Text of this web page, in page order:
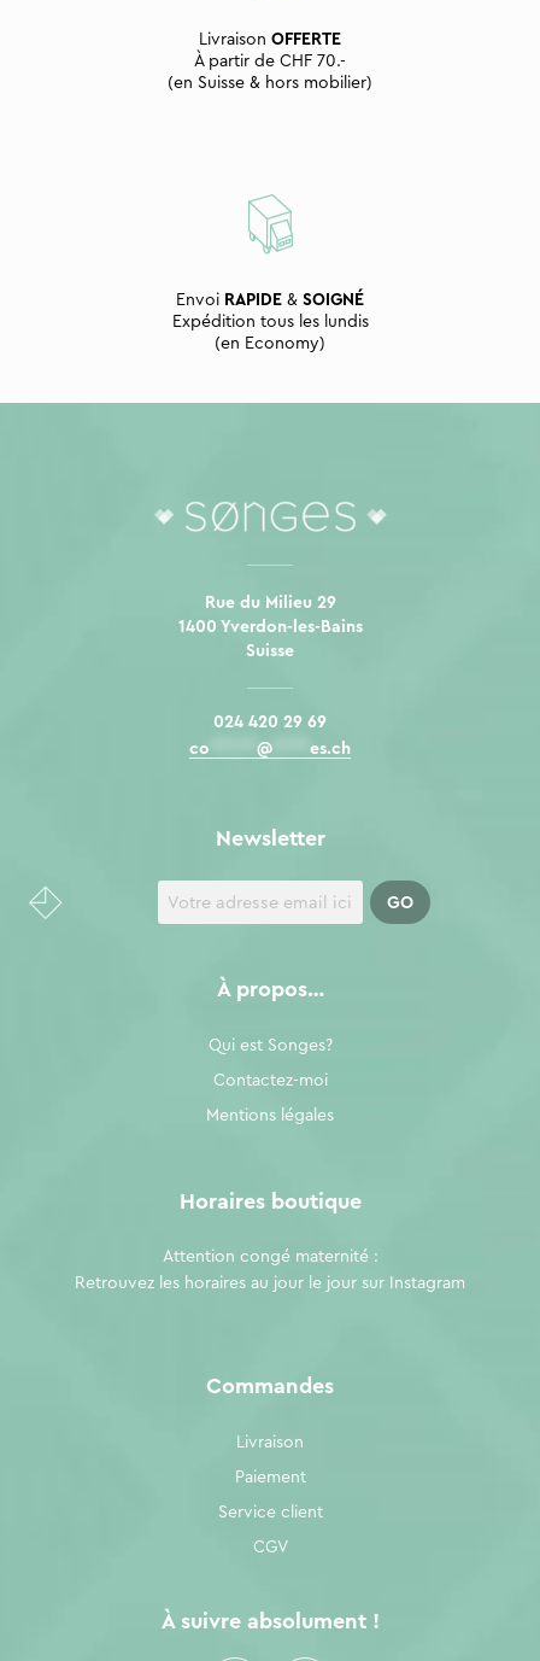
Livraison OFFERTE
À partir de CHF 70.-
(en Suisse & hors mobilier)
Envoi RAPIDE & SOIGNÉ
Expédition tous les lundis
(en Economy)
Rue du Milieu 29
1400 Yverdon-les-Bains
Suisse
024 420 29 69
co
@ es.ch
Commandes
Livraison
Paiement
Service client
CGV
À suivre absolument !
À propos…
Qui est Songes?
Contactez-moi
Mentions légales
Newsletter
Horaires boutique
Attention congé maternité :
Retrouvez les horaires au jour le jour sur
Instagram